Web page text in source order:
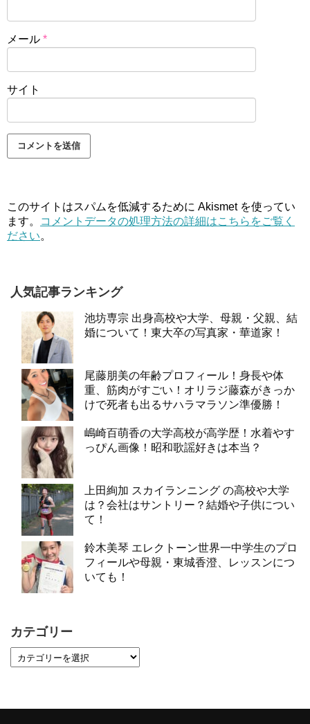
メール *
サイト
このサイトはスパムを低減するために Akismet を使ってい
ます。
コメントデータの処理方法の詳細はこちらをご覧く
ださい。
人気記事ランキング
池坊専宗 出身高校や大学、母親・父親、結
婚について！東大卒の写真家・華道家！
尾藤朋美の年齢プロフィール！身長や体
重、筋肉がすごい！オリラジ藤森がきっか
けで死者も出るサハラマラソン準優勝！
嶋崎百萌香の大学高校が高学歴！水着やす
っぴん画像！昭和歌謡好きは本当？
上田絢加 スカイランニング の高校や大学
は？会社はサントリー？結婚や子供につい
て！
鈴木美琴 エレクトーン世界一中学生のプロ
フィールや母親・東城香澄、レッスンにつ
いても！
カテゴリー